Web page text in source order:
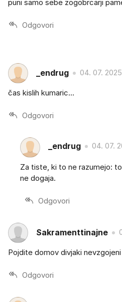
puni samo sebe zogobrcarji
Odgovori
_endrug 04. 07.
čas kislih kumaric...
Odgovori
_endrug 04. 07.
Za tiste, ki to ne razumejo:
ne dogaja.
Odgovori
Sakramenttinajne
Pojdite domov divjaki nevzgojeni
Odgovori